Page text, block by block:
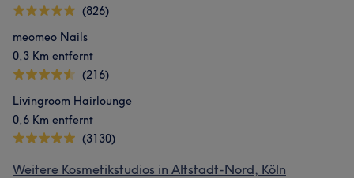
(826)
meomeo Nails
0,3 Km entfernt
(216)
Livingroom Hairlounge
0,6 Km entfernt
(3130)
Weitere Kosmetikstudios in Altstadt-Nord, Köln